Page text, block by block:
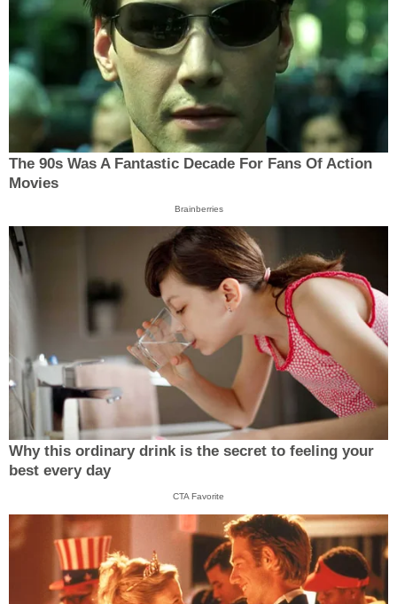
The 90s Was A Fantastic Decade For Fans Of Action
Movies
Brainberries
Why this ordinary drink is the secret to feeling your
best every day
CTA Favorite